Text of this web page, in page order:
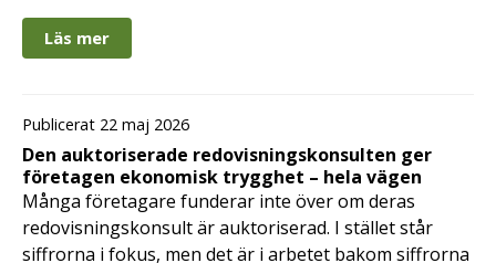
Läs mer
Publicerat 22 maj 2026
Den auktoriserade redovisningskonsulten ger
företagen ekonomisk trygghet – hela vägen
Många företagare funderar inte över om deras
redovisningskonsult är auktoriserad. I stället står
siffrorna i fokus, men det är i arbetet bakom siffrorna